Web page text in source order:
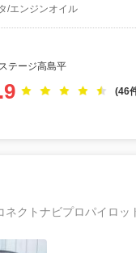
/エンジンオイル
テージ高島平
(46